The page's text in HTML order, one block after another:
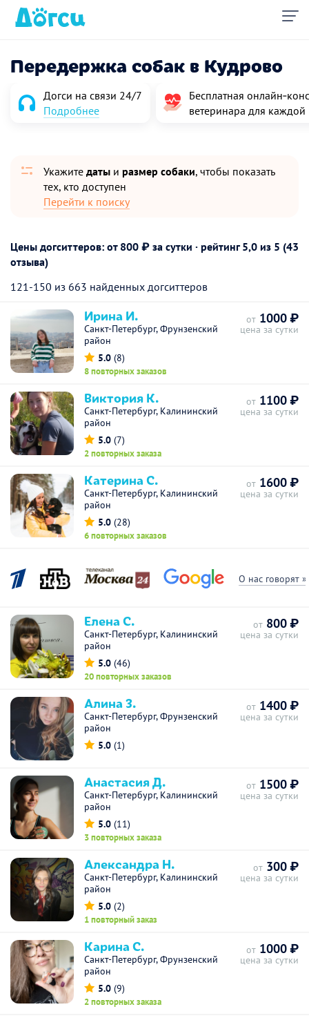
Передержка собак в Кудрово
Догси на связи 24/7
Подробнее
Бесплатная
ветеринара для
Укажите даты и размер собаки, чтобы показать
тех, кто доступен
Перейти к поиску
Цены догситтеров: от 800 ₽ за сутки · рейтинг 5,0 из 5 (43
отзыва)
121-150 из 663 найденных догситтеров
Ирина И.
Санкт-Петербург, Фрунзенский
район
5.0 (8)
8 повторных заказов
от 1000 ₽
цена за сутки
Виктория К.
Санкт-Петербург, Калининский
район
5.0 (7)
2 повторных заказа
от 1100 ₽
цена за сутки
Катерина С.
Санкт-Петербург, Калининский
район
5.0 (28)
6 повторных заказов
от 1600 ₽
цена за сутки
О нас говорят »
Елена С.
Санкт-Петербург, Калининский
район
5.0 (46)
20 повторных заказов
от 800 ₽
цена за сутки
Алина З.
Санкт-Петербург, Фрунзенский
район
5.0 (1)
от 1400 ₽
цена за сутки
Анастасия Д.
Санкт-Петербург, Калининский
район
5.0 (11)
3 повторных заказа
от 1500 ₽
цена за сутки
Александра Н.
Санкт-Петербург, Калининский
район
5.0 (2)
1 повторный заказ
от 300 ₽
цена за сутки
Карина С.
Санкт-Петербург, Фрунзенский
район
5.0 (9)
2 повторных заказа
от 1000 ₽
цена за сутки